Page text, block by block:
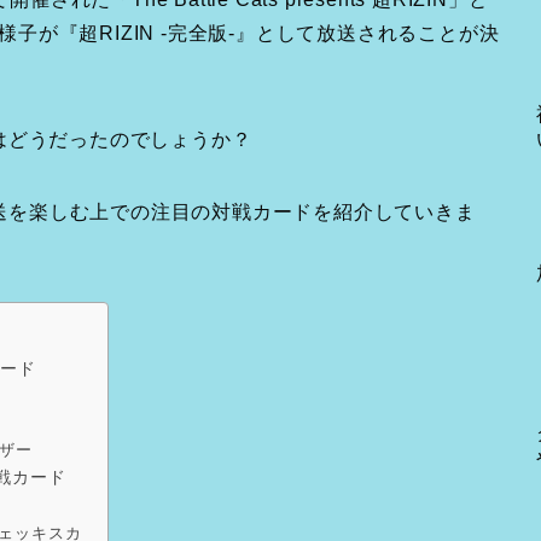
子が『超RIZIN -完全版-』として放送されることが決
うだったのでしょうか？
楽しむ上での注目の対戦カードを紹介していきま
ド
ー
カード
ッキスカ